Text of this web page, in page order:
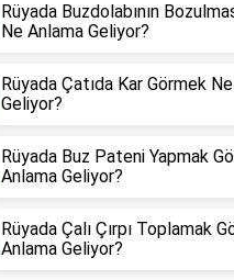
Rüyada Buzdolabının
Ne Anlama Geliyor?
Rüyada Çatıda Kar Görmek
Geliyor?
Rüyada Buz Pateni Yapmak
Anlama Geliyor?
Rüyada Çalı Çırpı Toplamak
Anlama Geliyor?